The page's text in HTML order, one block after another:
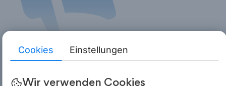
Bewertung der Kritikalität
Jede Anfrage wird nach ihrem Einfluss auf das Business bewertet,
Cookies Einstellungen
Wir verwenden Cookies